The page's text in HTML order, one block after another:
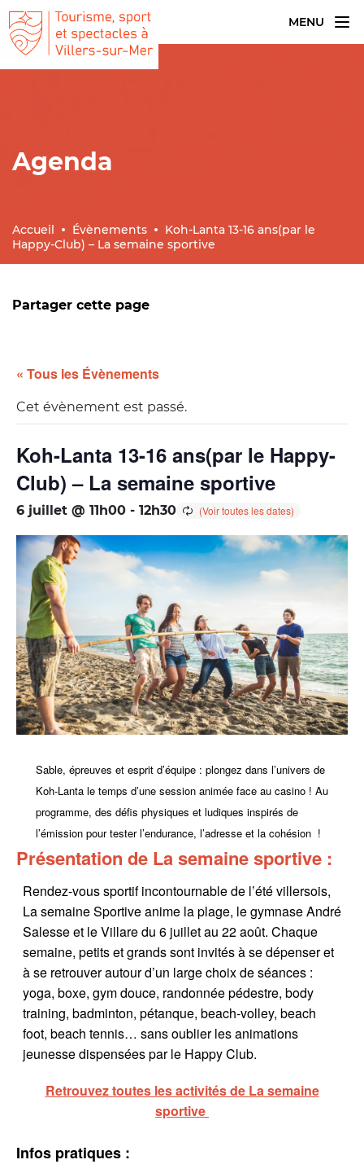
MENU
Accueil Évènements
Koh-Lanta 13-16 ans(par le
Happy-Club) – La semaine sportive
Agenda
Partager cette page
« Tous les Évènements
Cet évènement est passé.
Koh-Lanta 13-16 ans(par le Happy-
Club) – La semaine sportive
6 juillet @ 11h00 - 12h30
Sable, épreuves et esprit d’équipe : plongez dans l’univers de
Koh-Lanta le temps d’une session animée face au casino ! Au
programme, des défis physiques et ludiques inspirés de
l’émission pour tester l’endurance, l’adresse et la cohésion !
Présentation de La semaine sportive :
Rendez-vous sportif incontournable de l’été villersois,
La semaine Sportive anime la plage, le gymnase André
Salesse et le Villare du 6 juillet au 22 août. Chaque
semaine, petits et grands sont invités à se dépenser et
à se retrouver autour d’un large choix de séances :
yoga, boxe, gym douce, randonnée pédestre, body
training, badminton, pétanque, beach-volley, beach
foot, beach tennis… sans oublier les animations
jeunesse dispensées par le Happy Club.
Retrouvez toutes les activités de La semaine
sportive
Infos pratiques :